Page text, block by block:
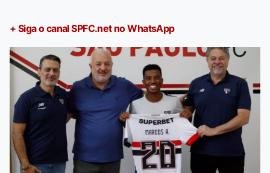
+ Siga o canal SPFC.net no WhatsApp